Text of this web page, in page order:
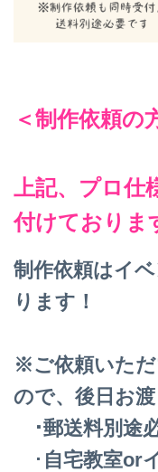
＜制作依頼の
上記、プロ仕
付けておりま
制作依頼はイ
ります！
※ご依頼いた
ので、後日お
･郵送料別途
･ 自宅教室or